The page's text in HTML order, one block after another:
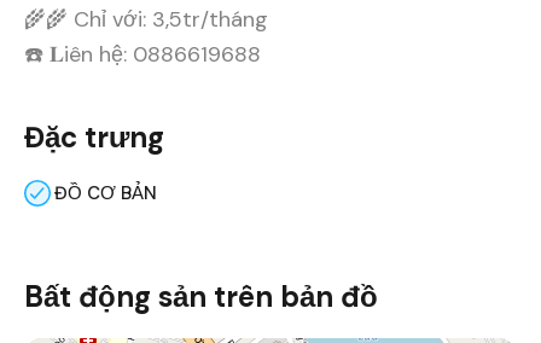
🌾🌾 Chỉ với: 3,5tr/tháng
☎️ 𝐋iên hệ: 0886619688
Đặc trưng
ĐỒ CƠ BẢN
Bất động sản trên bản đồ